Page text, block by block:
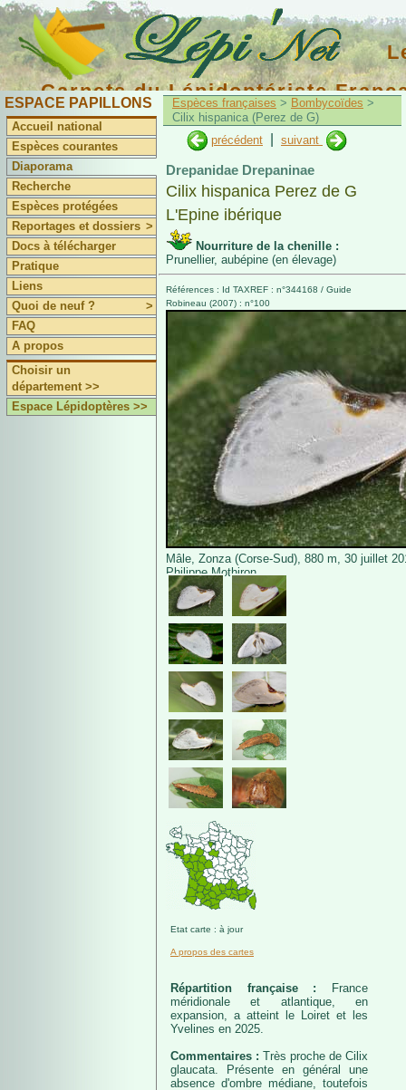
Carnets du Lépidoptériste
ESPACE PAPILLONS
Accueil national
Espèces courantes
Diaporama
Recherche
Espèces protégées
Reportages et dossiers >
Docs à télécharger
Pratique
Liens
Quoi de neuf ?
>
FAQ
A propos
Choisir un
département >>
Espace Lépidoptères >>
Espèces françaises > Bombycoïdes >
Cilix hispanica (Perez de G)
précédent
suivant
Drepanidae Drepaninae
Cilix hispanica Perez de G
L'Epine ibérique
Nourriture de la chenille :
Prunellier, aubépine (en élevage)
Références : Id TAXREF : n°344168 / Guide
Robineau (2007) : n°100
Mâle, Zonza (Corse-Sud), 880 m, 30 juillet
Philippe Mothiron.
Etat carte : à jour
A propos des cartes
Répartition française :
France
méridionale et atlantique, en
expansion, a atteint le Loiret et les
Yvelines en 2025.
Commentaires : Très proche de Cilix
glaucata. Présente en général une
absence d'ombre médiane, toutefois